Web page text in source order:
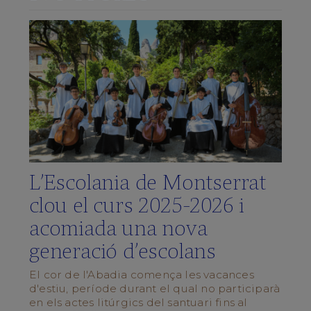
Música
La
Schola
Cantorum
Galeria
multimèdia
Quan
cantem?
L'ESCOLA
Centre
Integrat
Pla
d’estudis
Documents
del
centre
Blog
L’Escolania de Montserrat
clou el curs 2025‑2026 i
acomiada una nova
generació d’escolans
El cor de l'Abadia comença les vacances
d'estiu, període durant el qual no participarà
en els actes litúrgics del santuari fins al